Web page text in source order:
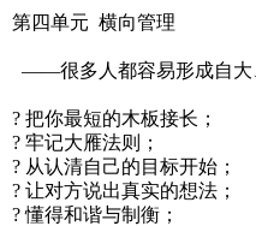
第四单元 横向管理
——很多人都容易形成自大
? 把你最短的木板接长；
? 牢记大雁法则；
? 从认清自己的目标开始；
? 让对方说出真实的想法；
? 懂得和谐与制衡；